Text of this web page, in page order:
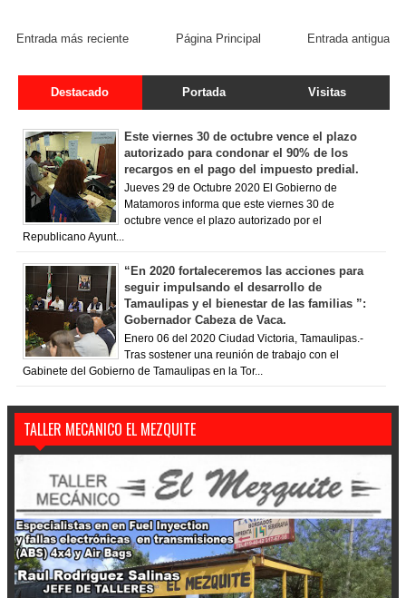
Entrada más reciente Entrada antigua
Página Principal
Destacado Portada Visitas
Este viernes 30 de octubre vence el plazo
autorizado para condonar el 90% de los
recargos en el pago del impuesto predial.
Jueves 29 de Octubre 2020 El Gobierno de
Matamoros informa que este viernes 30 de
octubre vence el plazo autorizado por el
Republicano Ayunt...
“En 2020 fortaleceremos las acciones para
seguir impulsando el desarrollo de
Tamaulipas y el bienestar de las familias ”:
Gobernador Cabeza de Vaca.
Enero 06 del 2020 Ciudad Victoria, Tamaulipas.-
Tras sostener una reunión de trabajo con el
Gabinete del Gobierno de Tamaulipas en la Tor...
TALLER MECANICO EL MEZQUITE